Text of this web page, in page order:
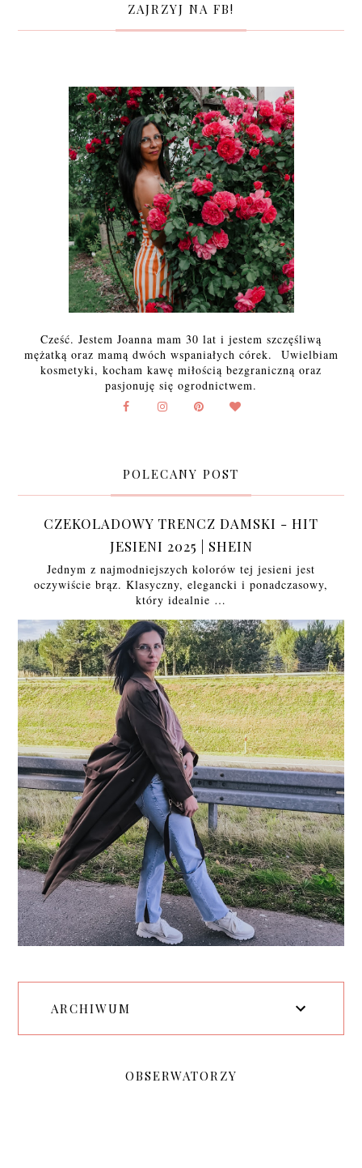
ZAJRZYJ NA FB!
Cześć. Jestem Joanna mam 30 lat i jestem szczęśliwą
mężatką oraz mamą dwóch wspaniałych córek. Uwielbiam
kosmetyki, kocham kawę miłością bezgraniczną oraz
pasjonuję się ogrodnictwem.
POLECANY POST
CZEKOLADOWY TRENCZ DAMSKI - HIT
JESIENI 2025 | SHEIN
Jednym z najmodniejszych kolorów tej jesieni jest
oczywiście brąz. Klasyczny, elegancki i ponadczasowy,
który idealnie …
ARCHIWUM
OBSERWATORZY